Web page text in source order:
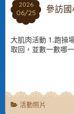
2026
06/25
2026
06/25 參訪國
大肌肉活動 1.跑操
取回，並數一數哪
活動照片